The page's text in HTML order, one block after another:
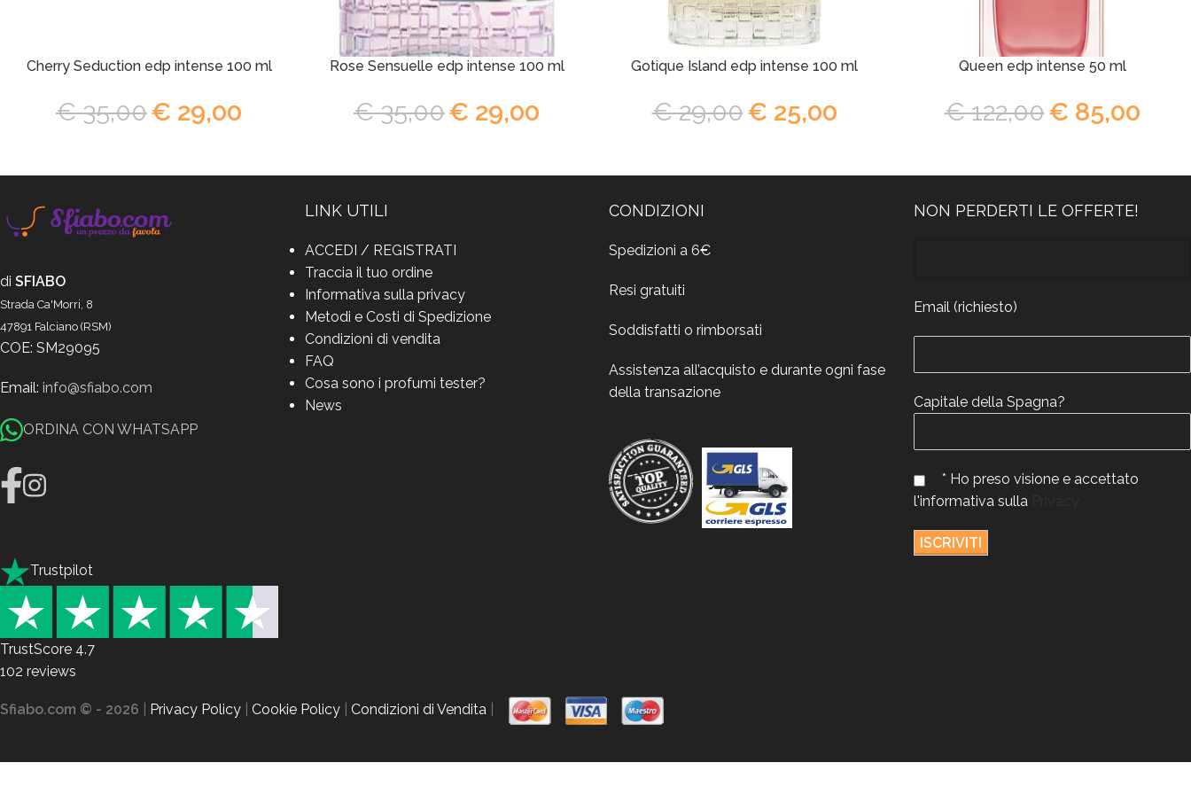
Cherry Seduction edp intense 100 ml
€35,00€ 29,00
Rose Sensuelle edp intense 100 ml
€35,00€ 29,00
Gotique Island edp intense 100 ml
€29,00€ 25,00
Queen edp intense 50 ml
€122,00€ 85,00
di SFIABO
Strada Ca'Morri, 8
47891 Falciano (RSM)
COE: SM29095
Email: info@sfiabo.com
ORDINA CON WHATSAPP
Trustpilot
TrustScore 4.7
102 reviews
LINK UTILI
ACCEDI / REGISTRATI
Traccia il tuo ordine
Informativa sulla privacy
Metodi e Costi di Spedizione
Condizioni di vendita
FAQ
Cosa sono i profumi tester?
News
CONDIZIONI
Spedizioni a 6€
Resi gratuiti
Soddisfatti o rimborsati
Assistenza all’acquisto e durante ogni fase
della transazione
NON PERDERTI LE OFFERTE!
Email (richiesto)
Capitale della Spagna?
* Ho preso visione e accettato
l'informativa sulla
Sfiabo.com © - 2026 Privacy Policy Cookie Policy Condizioni di Vendita